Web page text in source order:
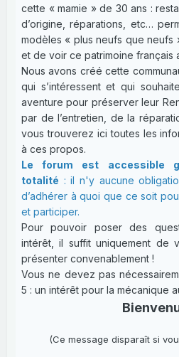
cette « mamie » de 30 ans :
d’origine, réparations, etc…
modèles « plus neufs que neufs
et de voir ce patrimoine français
Nous avons créé cette
qui s’intéressent et qui
aventure pour préserver leur
par de l’entretien, de la
vous trouverez ici toutes les
à ces propos.
Le forum est accessible
totalité : il n'y aucune
d’adhérer à quoi que ce soit
et participer.
Pour pouvoir poser des
intérêt, il suffit uniquement de
présenter convenablement !
Vous ne devez pas
5 : un intérêt pour la mécanique
(Ce message disparaît si